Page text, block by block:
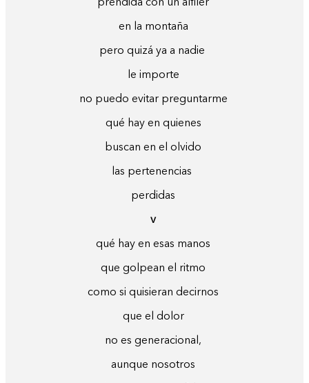
prendida con un alfiler
en la montaña
pero quizá ya a nadie
le importe
no puedo evitar preguntarme
qué hay en quienes
buscan en el olvido
las pertenencias
perdidas
v
qué hay en esas manos
que golpean el ritmo
como si quisieran decirnos
que el dolor
no es generacional,
aunque nosotros